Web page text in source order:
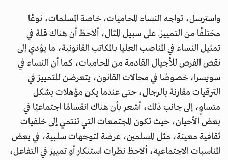
واسترسل، تواجه النساء المحاميات، خاصة المسلمات، نوعًا
مختلفًا من التمييز. على سبيل المثال، ألاحظ أن هناك قلة في
تمثيل النساء في المناصب العليا بالمكاتب القانونية، ما يؤدي إلى
نقص الفرص للأجيال القادمة من المحاميات، كما أن النساء في
سويسرا، خصوصًا في مجالات القانون، يتعرضن للتمييز في
الترقيات مقارنة بالرجال، حتى عندما يكن مؤهلات بشكل
متساوٍ، إلى جانب ذلك، أشعر بأن هناك انقسامًا اجتماعيًا في
بعض الأحيان، حيث تكون المجتمعات التي تنتمي إلى خلفيات
ثقافية معينة، مثل المسلمين، عرضة لتوجهات سلبية، في بعض
المناسبات الاجتماعية، ألاحظ نظرات استنكار أو تمييز في التفاعل،